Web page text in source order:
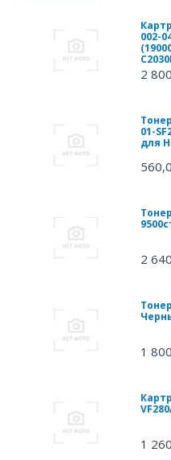
002-
2
01-
для
2
1
1